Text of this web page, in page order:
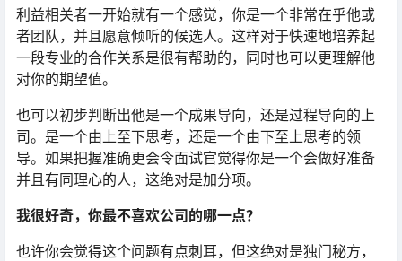
利益相关者一开始就有一个感觉，你是一个非常在乎他或
者团队，并且愿意倾听的候选人。这样对于快速地培养起
一段专业的合作关系是很有帮助的，同时也可以更理解他
对你的期望值。
也可以初步判断出他是一个成果导向，还是过程导向的上
司。是一个由上至下思考，还是一个由下至上思考的领
导。如果把握准确更会令面试官觉得你是一个会做好准备
并且有同理心的人，这绝对是加分项。
我很好奇，你最不喜欢公司的哪一点？
也许你会觉得这个问题有点刺耳，但这绝对是独门秘方，